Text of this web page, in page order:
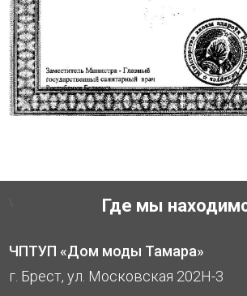
Где мы
ЧПТУП «Дом моды Тамара»
г. Брест, ул. Московская 202Н-3